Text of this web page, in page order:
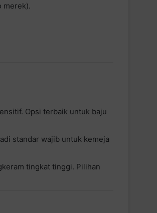
merek).
Opsi terbaik untuk baju
standar wajib untuk kemeja
tingkat tinggi. Pilihan